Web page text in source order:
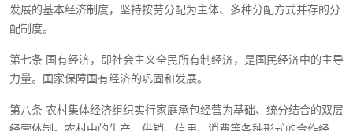
发展的基本经济制度，坚持按劳分配为主体、多种分配方式并存的分
配制度。
第七条 国有经济，即社会主义全民所有制经济，是国民经济中的主导
力量。国家保障国有经济的巩固和发展。
第八条 农村集体经济组织实行家庭承包经营为基础、统分结合的双层